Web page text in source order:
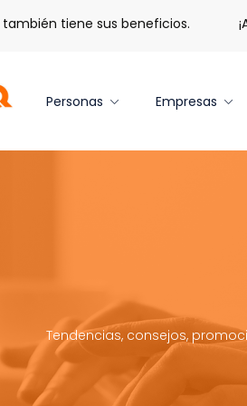
tiene sus beneficios. ¡Aeropaq
Personas Empresas
Tendencias, consejos,